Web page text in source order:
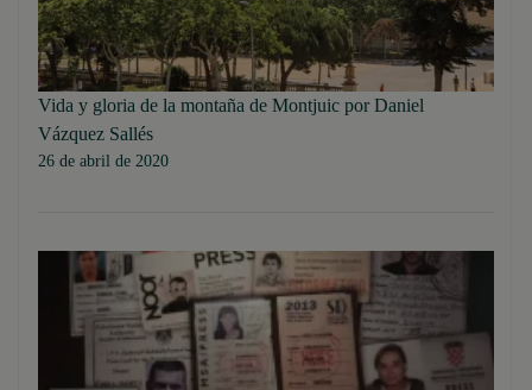
Vida y gloria de la montaña de Montjuic por Daniel
Vázquez Sallés
26 de abril de 2020